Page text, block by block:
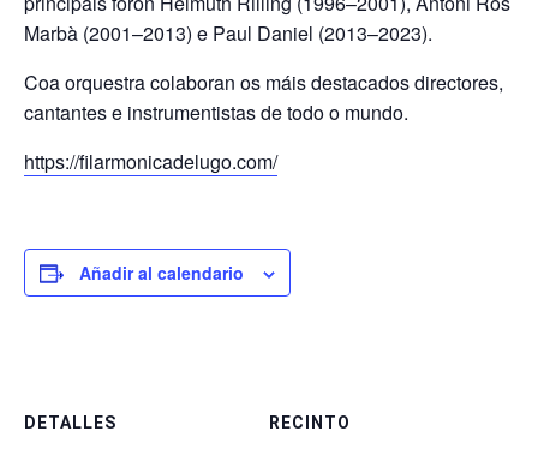
Marbà (2001–2013) e Paul Daniel (2013–2023).
Coa orquestra colaboran os máis destacados directores,
cantantes e instrumentistas de todo o mundo.
https://filarmonicadelugo.com/
Añadir al calendario
DETALLES RECINTO